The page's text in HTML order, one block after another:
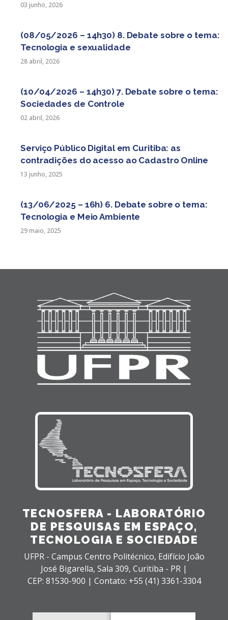
03 junho, 2026
(08/05/2026 – 14h30) 8. Debate sobre o tema:
Tecnologia e sexualidade
28 abril, 2026
(10/04/2026 – 14h30) 7. Debate sobre o tema:
Sociedades de Controle
02 abril, 2026
Serviço Público Digital em Curitiba: as
contradições do acesso ao Cadastro Online
13 junho, 2025
(13/06/2025 – 16h) 6. Debate sobre o tema:
Tecnologia e Meio Ambiente
29 maio, 2025
TECNOSFERA - LABORATÓRIO
DE PESQUISAS EM ESPAÇO,
TECNOLOGIA E SOCIEDADE
UFPR - Campus Centro Politécnico, Edifício João
José Bigarella, Sala 309, Curitiba - PR |
CEP: 81530-900 | Contato: +55 (41) 3361-3304